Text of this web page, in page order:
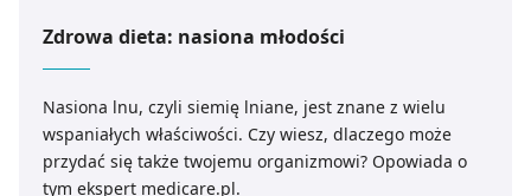
Zdrowa dieta: nasiona młodości
Nasiona lnu, czyli siemię lniane, jest znane z wielu
wspaniałych właściwości. Czy wiesz, dlaczego może
przydać się także twojemu organizmowi? Opowiada o
tym ekspert medicare.pl.